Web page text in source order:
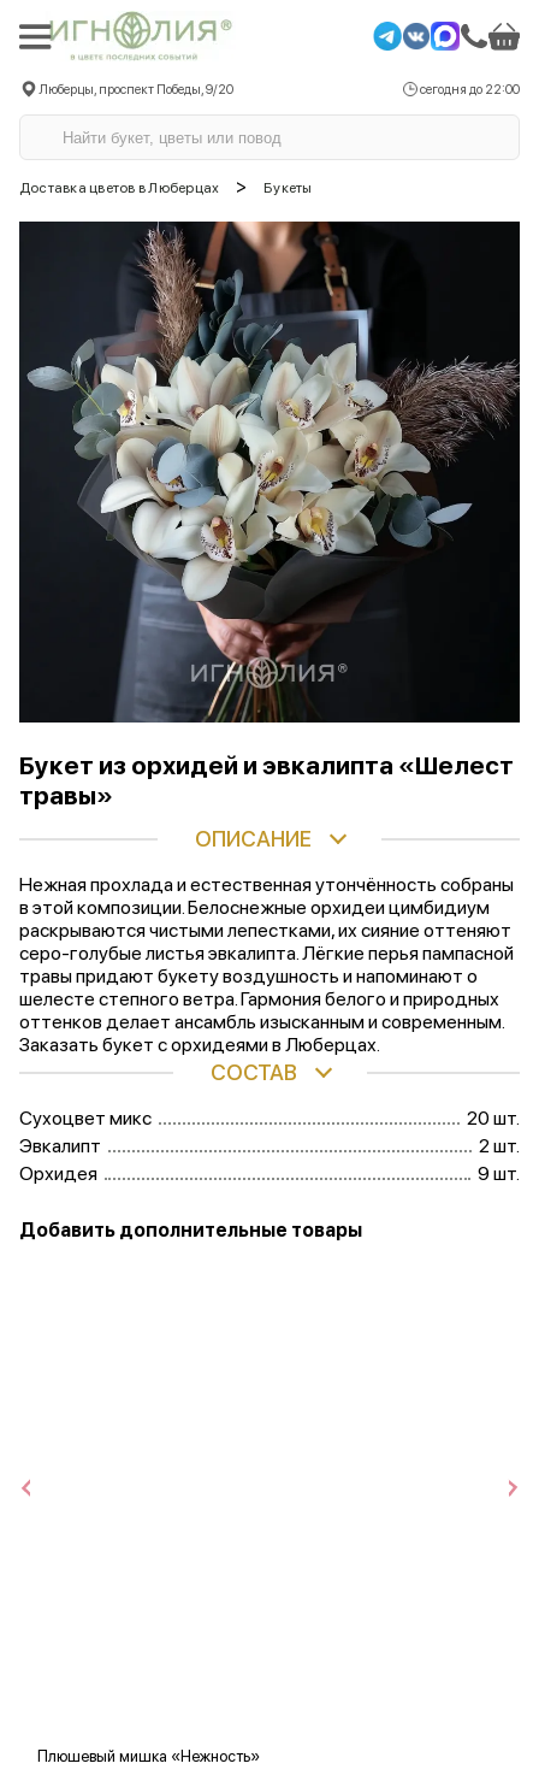
Люберцы, проспект Победы, 9/20 сегодня до 22:00
Доставка цветов в Люберцах > Букеты
Букет из орхидей и эвкалипта «Шелест
травы»
ОПИСАНИЕ
Нежная прохлада и естественная утончённость собраны
в этой композиции. Белоснежные орхидеи цимбидиум
раскрываются чистыми лепестками, их сияние оттеняют
серо-голубые листья эвкалипта. Лёгкие перья пампасной
травы придают букету воздушность и напоминают о
шелесте степного ветра. Гармония белого и природных
оттенков делает ансамбль изысканным и современным.
Заказать букет с орхидеями в Люберцах.
СОСТАВ
Сухоцвет микс
20 шт.
Эвкалипт
2 шт.
Орхидея
9 шт.
Добавить дополнительные товары
Плюшевый мишка «Нежность»